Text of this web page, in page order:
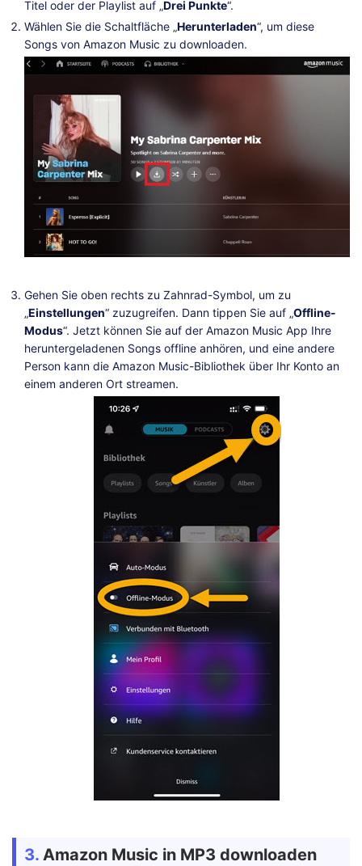
Titel oder der Playlist auf „Drei Punkte“.
Wählen Sie die Schaltfläche „Herunterladen“, um diese
Songs von Amazon Music zu downloaden.
Gehen Sie oben rechts zu Zahnrad-Symbol, um zu
„Einstellungen“ zuzugreifen. Dann tippen Sie auf „Offline-
Modus“. Jetzt können Sie auf der Amazon Music App Ihre
heruntergeladenen Songs offline anhören, und eine andere
Person kann die Amazon Music-Bibliothek über Ihr Konto an
einem anderen Ort streamen.
3. Amazon Music in MP3 downloaden